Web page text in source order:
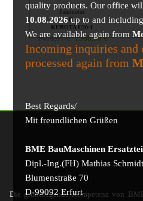
quality products. Our office
10.08.2026up to and
We are available again from
Incoming inquiries
processed again from
Best Regards/
Mit freundlichen Grüßen
BME BauMaschinen
Dipl.-Ing.(FH) Mathias Schmidt
Blumenstraße 70
D-99092 Erfurt
Fahrmotor
für
KUBOTA U20-1
1491,07€ 1368,50€
Die grundlegende Kompetenz von